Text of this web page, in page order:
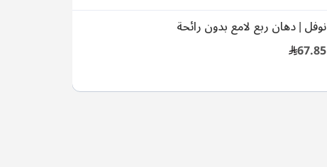
نوفل | دهان ربع لامع بدون رائحة
67.85